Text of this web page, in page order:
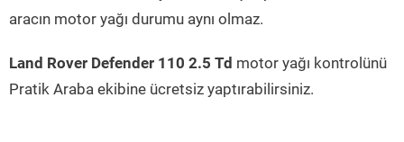
aracın motor yağı durumu aynı olmaz.
Land Rover Defender 110 2.5 Td motor yağı kontrolünü
Pratik Araba ekibine ücretsiz yaptırabilirsiniz.